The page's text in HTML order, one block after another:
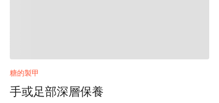
糖的製甲
手或足部深層保養